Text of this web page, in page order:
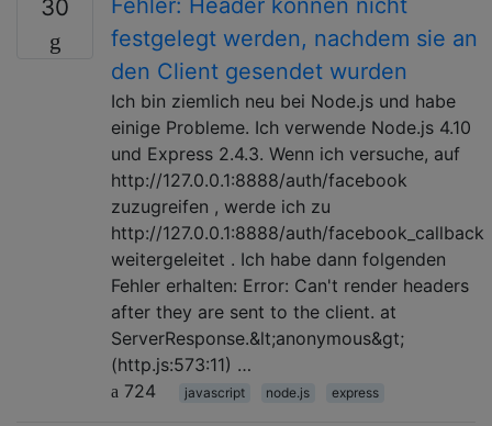
30
festgelegt werden, nachdem sie an
den Client gesendet wurden
Ich bin ziemlich neu bei Node.js und habe
einige Probleme. Ich verwende Node.js 4.10
und Express 2.4.3. Wenn ich versuche, auf
http://127.0.0.1:8888/auth/facebook
zuzugreifen , werde ich zu
http://127.0.0.1:8888/auth/facebook_callback
weitergeleitet . Ich habe dann folgenden
Fehler erhalten: Error: Can't render headers
after they are sent to the client. at
ServerResponse.&lt;anonymous&gt;
(http.js:573:11) …
724
javascript node.js express